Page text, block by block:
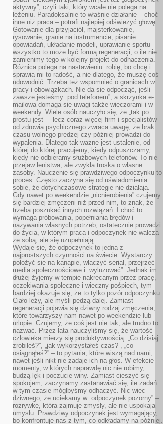
aktywny”, czyli taki, który wcale nie polega na
leżeniu. Paradoksalnie to właśnie działanie – choć
inne niż praca – potrafi najlepiej odświeżyć głowę.
Gotowanie dla przyjaciół, majsterkowanie,
rysowanie, granie na instrumencie, pisanie
opowiadań, układanie modeli, uprawianie sportu –
wszystko to może być formą regeneracji, o ile nie
zamienimy tego w kolejny projekt do odhaczenia.
Różnica polega na nastawieniu: robię, bo chcę i
sprawia mi to radość, a nie dlatego, że muszę coś
udowodnić. Trzeba też wspomnieć o granicach w
pracy i obowiązkach. Nie da się odpocząć, jeśli
zawsze jesteśmy „pod telefonem”, a skrzynka e-
mailowa domaga się uwagi także wieczorami i w
weekendy. Wiele osób nauczyło się, że „tak po
prostu jest” – lecz coraz więcej firm i specjalistów
od zdrowia psychicznego zwraca uwagę, że brak
czasu wolnego prędzej czy później prowadzi do
wypalenia. Dlatego tak ważne jest ustalenie, od
której do której pracujemy, kiedy odpuszczamy,
kiedy nie odbieramy służbowych telefonów. To nie
przejaw lenistwa, ale zwykła troska o własne
zasoby. Nauczenie się prawdziwego odpoczynku to
proces. Często zaczyna się od uświadomienia
sobie, że dotychczasowe strategie nie działają.
Gdy nawet po weekendzie „nicnierobienia” czujemy
się bardziej zmęczeni niż przed nim, to znak, że
trzeba poszukać innych rozwiązań. I choć to
wymaga próbowania, popełniania błędów i
nazywania własnych potrzeb, ostatecznie prowadzi
do życia, w którym praca i odpoczynek nie walczą
ze sobą, ale się uzupełniają.
Wydaje się, że odpoczynek to jedna z
najprostszych czynności na świecie. Wystarczy
położyć się na kanapie, włączyć serial, przejrzeć
media społecznościowe i „wyluzować”. Jednak im
dłużej żyjemy w tempie nakręcanym przez pracę,
oczekiwania społeczne i wieczny pośpiech, tym
bardziej okazuje się, że to tylko pozór odpoczynku.
Ciało leży, ale myśli pędzą dalej. Zamiast
regeneracji pojawia się dziwny rodzaj zmęczenia,
które towarzyszy nam nawet po weekendzie lub
urlopie. Czujemy, że coś jest nie tak, ale trudno to
nazwać. Przez lata nauczyliśmy się, że wartość
człowieka mierzy się produktywnością. „Co dzisiaj
zrobiłeś?”, „jak wykorzystałeś czas?”, „co
osiągnąłeś?” – to pytania, które wiszą nad nami,
nawet jeśli nikt nie zadaje ich na głos. W efekcie
momenty, w których naprawdę nic nie robimy,
budzą lęk i poczucie winy. Zamiast cieszyć się
spokojem, zaczynamy zastanawiać się, ile zadań
w tym czasie mógłbyśmy odhaczyć. Nic więc
dziwnego, że uciekamy w „odpoczynek pozorny” –
rozrywkę, która zajmuje zmysły, ale nie uspokaja
umysłu. Prawdziwy odpoczynek jest wymagający,
bo konfrontuje nas z tym, co odkładamy na później.